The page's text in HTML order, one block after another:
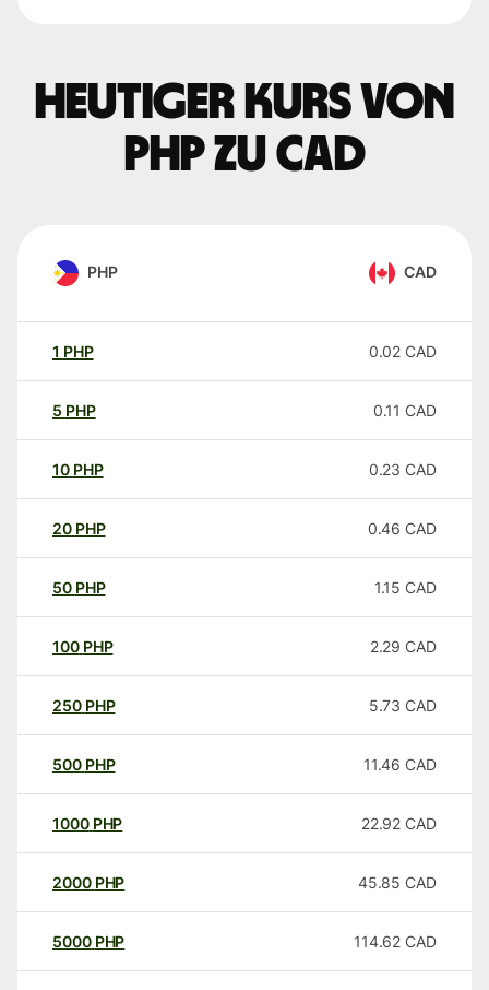
Heutiger Kurs von
PHP zu CAD
PHP CAD
1 PHP 0.02 CAD
5 PHP 0.11 CAD
10 PHP 0.23 CAD
20 PHP 0.46 CAD
50 PHP 1.15 CAD
100 PHP 2.29 CAD
250 PHP 5.73 CAD
500 PHP 11.46 CAD
1000 PHP 22.92 CAD
2000 PHP 45.85 CAD
5000 PHP 114.62 CAD